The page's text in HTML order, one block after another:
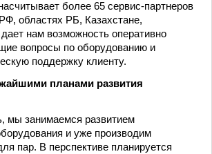
более 65 сервис-партнеров
областях РБ, Казахстане,
нам возможность оперативно
вопросы по оборудованию и
поддержку клиенту.
планами развития
мы занимаемся развитием
и уже производим
пар. В перспективе планируется